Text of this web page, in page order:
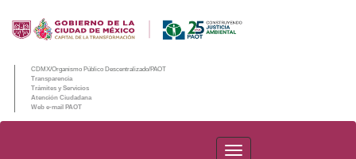
CDMX/Organismo Público Descentralizado/PAOT
Transparencia
Trámites y Servicios
Atención Ciudadana
Web e-mail PAOT
PAOT